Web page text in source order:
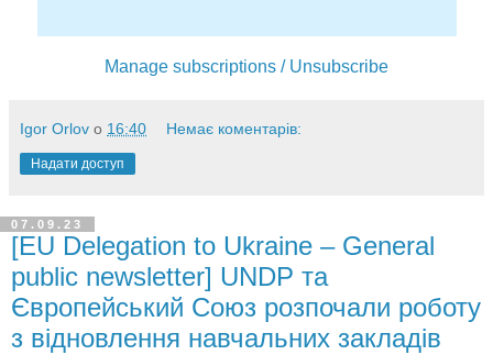
Manage subscriptions / Unsubscribe
Igor Orlov о 16:40 Немає коментарів:
Надати доступ
07.09.23
[EU Delegation to Ukraine – General
public newsletter] UNDP та
Європейський Союз розпочали роботу
з відновлення навчальних закладів